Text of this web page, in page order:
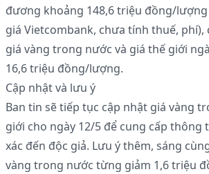
đương khoảng 148,6 triệu đồng/
giá Vietcombank, chưa tính thuế, phí),
giá vàng trong nước và giá thế giới
16,6 triệu đồng/lượng.
Cập nhật và lưu ý
Ban tin sẽ tiếp tục cập nhật giá vàng
giới cho ngày 12/5 để cung cấp thông
xác đến độc giả. Lưu ý thêm, sáng
vàng trong nước từng giảm 1,6 triệu